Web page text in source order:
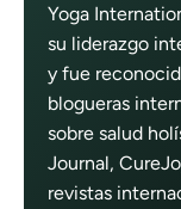
Yoga
su liderazgo
y fue
blogueras
sobre salud
Journal,
revistas